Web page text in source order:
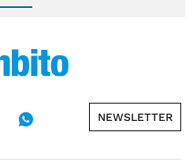
NEWSLETTER